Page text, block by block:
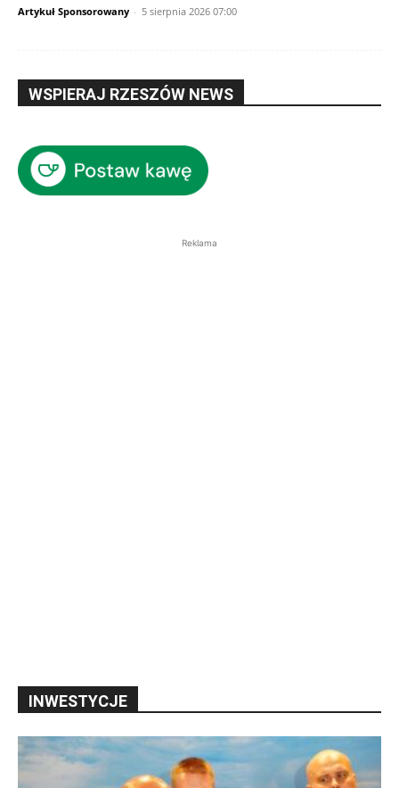
Artykuł Sponsorowany - 5 sierpnia 2026 07:00
WSPIERAJ RZESZÓW NEWS
Reklama
INWESTYCJE